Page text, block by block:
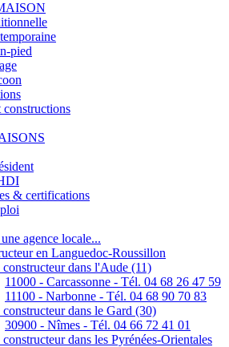
pied
constructions
& certifications
agence locale...
en Languedoc-Roussillon
constructeur dans l'Aude (11)
11000 - Carcassonne - Tél. 04 68 26 47 59
11100 - Narbonne - Tél. 04 68 90 70 83
constructeur dans le Gard (30)
30900 - Nîmes - Tél. 04 66 72 41 01
dans les Pyrénées-Orientales